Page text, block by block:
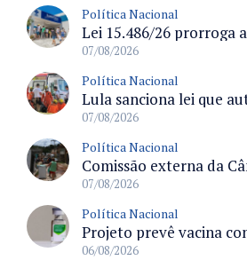
Política Nacional
07/08/2026
Política Nacional
07/08/2026
Política Nacional
07/08/2026
Política Nacional
06/08/2026